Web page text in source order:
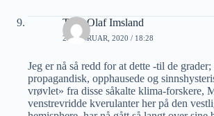
Thor Olaf Imsland
22 FEBRUAR, 2020 / 18:28
Jeg er nå så redd for at dette -til de
propagandisk, opphausede og
vrøvlet» fra disse såkalte klima-forskere,
venstrevridde kverulanter her på den